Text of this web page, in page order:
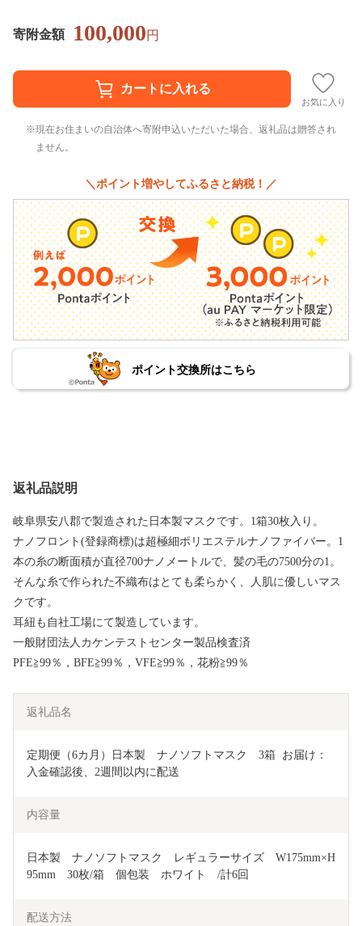
寄附金額 100,000円
お気に入り
現在お住まいの自治体へ寄附申込いただいた場合、返礼品は贈答され
ません。
＼ポイント増やしてふるさと納税！／
ポイント交換所はこちら
返礼品説明
岐阜県安八郡で製造された日本製マスクです。1箱30枚入り。
ナノフロント(登録商標)は超極細ポリエステルナノファイバー。1
本の糸の断面積が直径700ナノメートルで、髪の毛の7500分の1。
そんな糸で作られた不織布はとても柔らかく、人肌に優しいマス
クです。
耳紐も自社工場にて製造しています。
一般財団法人カケンテストセンター製品検査済
PFE≧99％，BFE≧99％，VFE≧99％，花粉≧99％
返礼品名
定期便（6カ月）日本製　ナノソフトマスク　3箱  お届け：
入金確認後、2週間以内に配送
内容量
日本製　ナノソフトマスク　レギュラーサイズ　W175mm×H
95mm　30枚/箱　個包装　ホワイト　/計6回
配送方法